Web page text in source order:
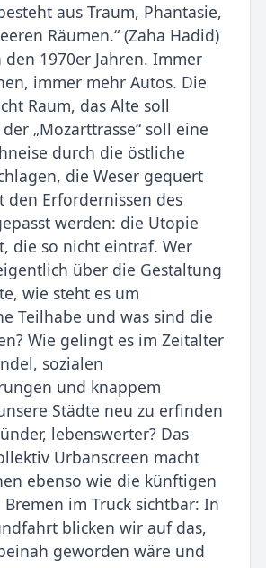
aus Traum, Phantasie,
Räumen.“ (Zaha Hadid)
1970er Jahren. Immer
immer mehr Autos. Die
Raum, das Alte soll
„Mozarttrasse“ soll eine
durch die östliche
die Weser gequert
den Erfordernissen des
werden: die Utopie
die so nicht eintraf. Wer
über die Gestaltung
wie steht es um
Teilhabe und was sind die
Wie gelingt es im Zeitalter
sozialen
und knappem
Städte neu zu erfinden
lebenswerter? Das
Urbanscreen macht
ebenso wie die künftigen
im Truck sichtbar: In
blicken wir auf das,
geworden wäre und